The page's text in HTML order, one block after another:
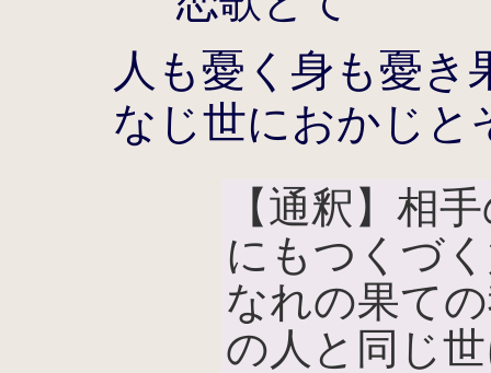
人も憂く身も憂き
なじ世におかじと
【通釈】相
にもつくづ
なれの果て
の人と同じ